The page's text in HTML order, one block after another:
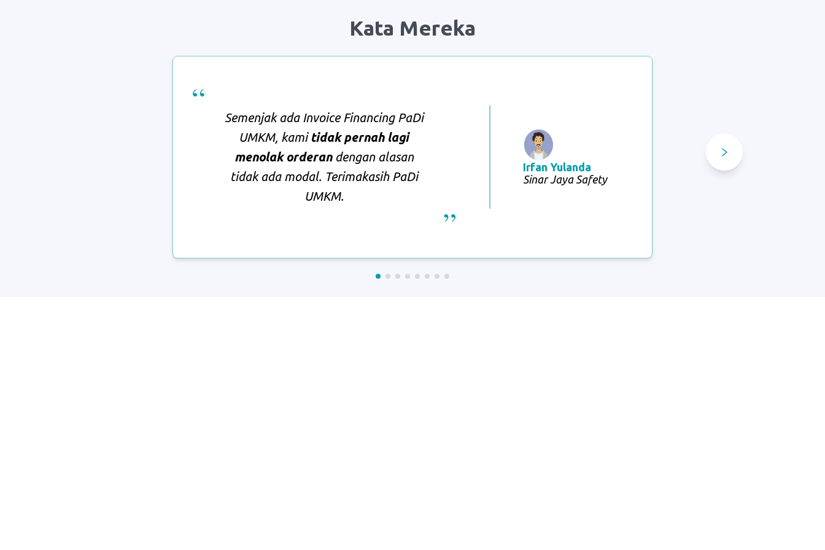
Kata Mereka
Semenjak ada Invoice Financing PaDi
UMKM, kami tidak pernah lagi
menolak orderan dengan alasan
tidak ada modal. Terimakasih PaDi
UMKM.
Irfan Yulanda
Sinar Jaya Safety